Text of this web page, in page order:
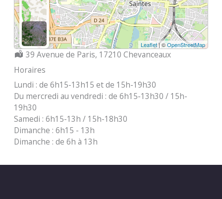
Leaflet| ©OpenStreetMap
Localisation :
39 Avenue de Paris, 17210 Chevanceaux
Horaires
Lundi : de 6h15-13h15 et de 15h-19h30
Du mercredi au vendredi : de 6h15-13h30 / 15h-
19h30
Samedi : 6h15-13h / 15h-18h30
Dimanche : 6h15 - 13h
Dimanche : de 6h à 13h